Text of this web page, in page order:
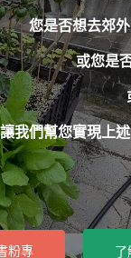
您是否想去郊
或您是
讓我們幫您實現上
粉專 了